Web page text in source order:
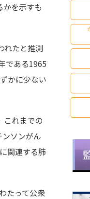
を示すも
れたと推測
である1965
かに少ない
これまでの
ソンがん
関連する肺
たって公衆